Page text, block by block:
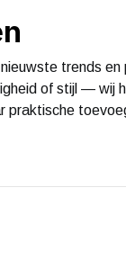
trends
of stijl — wij
praktische